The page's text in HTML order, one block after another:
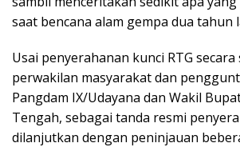
saat bencana alam gempa dua tahun
Usai penyerahanan kunci RTG
perwakilan masyarakat dan
Pangdam IX/Udayana dan Wakil
Tengah, sebagai tanda resmi
dilanjutkan dengan peninjauan